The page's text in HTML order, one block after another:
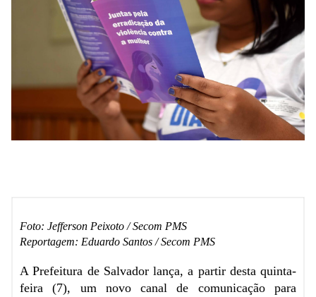
Foto: Jefferson Peixoto / Secom PMS
Reportagem: Eduardo Santos / Secom PMS
A Prefeitura de Salvador lança, a partir desta quinta-
feira (7), um novo canal de comunicação para